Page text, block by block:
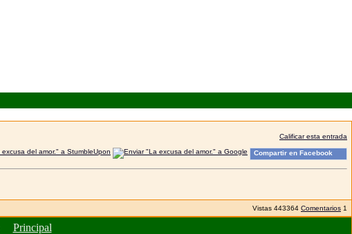
Calificar esta entrada
Compartir en Facebook
Vistas 443364 Comentarios 1
Principal